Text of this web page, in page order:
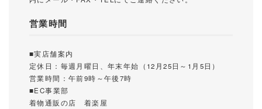
営業時間
■実店舗案内
定休日：毎週月曜日、年末年始（12月25日～1月5日）
営業時間：午前9時～午後7時
■EC事業部
着物通販の店 着楽屋